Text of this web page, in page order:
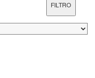
FILTRO